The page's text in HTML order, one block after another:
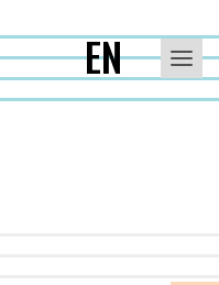
Toggle
EN